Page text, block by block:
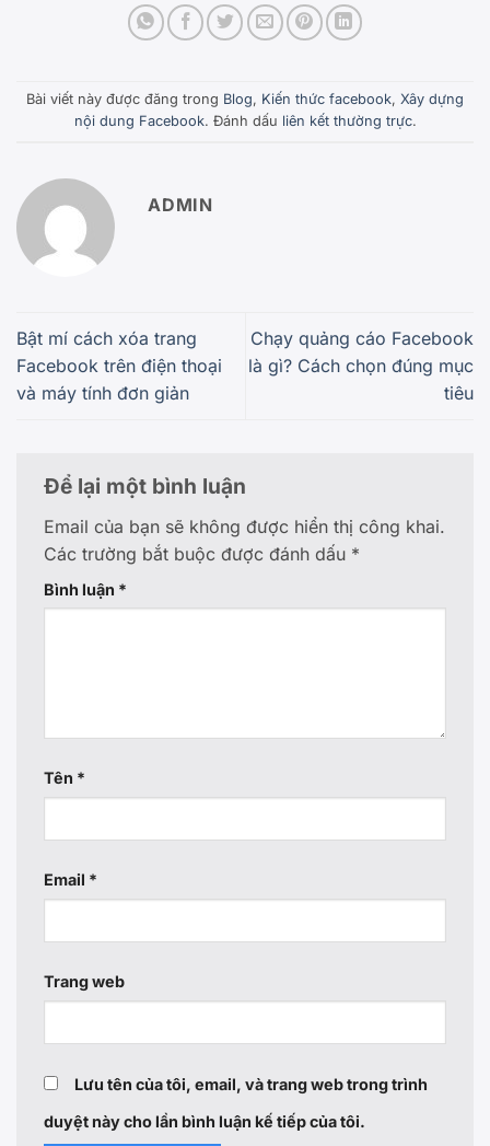
Bài viết này được đăng trong Blog, Kiến thức facebook, Xây dựng
nội dung Facebook. Đánh dấu liên kết thường trực.
ADMIN
Bật mí cách xóa trang
Facebook trên điện thoại
và máy tính đơn giản
Chạy quảng cáo Facebook
là gì? Cách chọn đúng mục
tiêu
Để lại một bình luận
Email của bạn sẽ không được hiển thị công khai.
Các trường bắt buộc được đánh dấu *
Bình luận *
Tên *
Email *
Trang web
Lưu tên của tôi, email, và trang web trong trình
duyệt này cho lần bình luận kế tiếp của tôi.